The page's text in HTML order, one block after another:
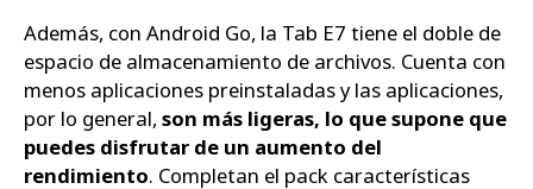
Además, con Android Go, la Tab E7 tiene el doble de
espacio de almacenamiento de archivos. Cuenta con
menos aplicaciones preinstaladas y las aplicaciones,
por lo general, son más ligeras, lo que supone que
puedes disfrutar de un aumento del
rendimiento. Completan el pack características